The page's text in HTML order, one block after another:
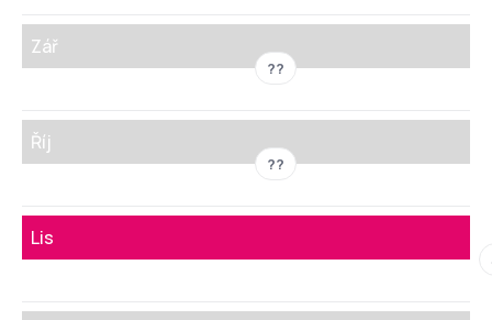
Zář
??
Říj
??
Lis